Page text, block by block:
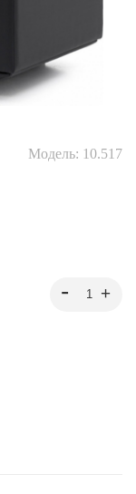
Модель: 10.517